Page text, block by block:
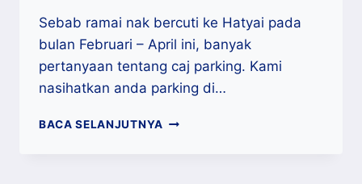
Sebab ramai nak bercuti ke Hatyai pada
bulan Februari – April ini, banyak
pertanyaan tentang caj parking. Kami
nasihatkan anda parking di…
BACA SELANJUTNYA RATE